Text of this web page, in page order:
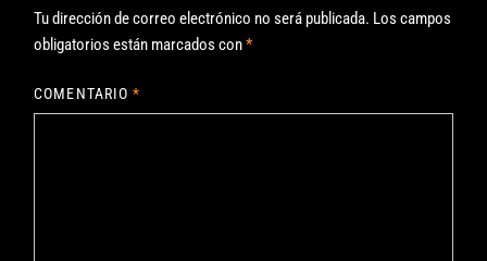
Tu dirección de correo electrónico no será publicada. Los campos
obligatorios están marcados con*
COMENTARIO*